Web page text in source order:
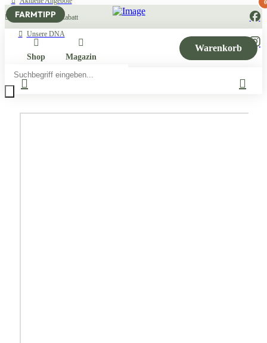
10% Newsletter Rabatt
Unsere DNA
Shop Magazin
Warenkorb
0
search
FARMTIPP